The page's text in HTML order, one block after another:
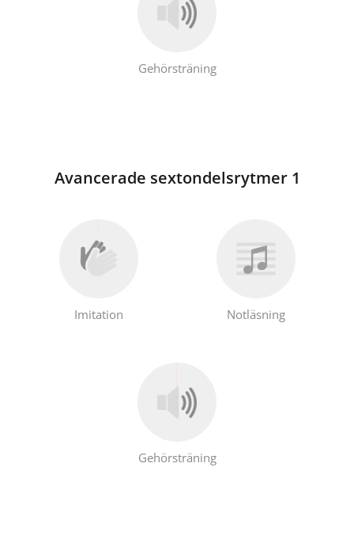
Gehörsträning
Avancerade sextondelsrytmer 1
Imitation Notläsning
Gehörsträning